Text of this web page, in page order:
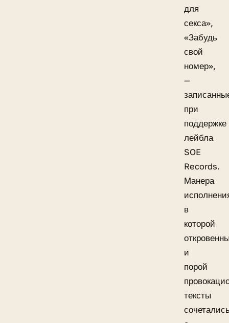
для
секса»,
«Забудь
свой
номер»,
—
при
поддержке
лейбла
SOE
Records.
Манера
в
которой
и
порой
тексты